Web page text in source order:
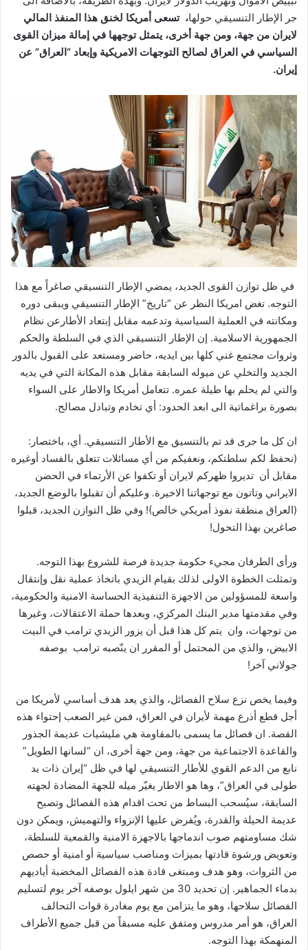
جر الإطار التنسيقي حولها، تسعى أمريكا لخنق هذا المنفذ المالي
لايران من جهة، ومن جهة أخرى، يتمثل توجهها في إمالة ميزان القوى
السياسي في العراق لصالح التوجهات الامريكية وإبعاد “العراق” عن
إيران.
في ظل توازن القوى الجديد، يمضي الإطار التنسيقي صاغراً مع هذا
التوجه. تغض امريكا النظر عن “تاريخ” الإطار التنسيقي ويبقى دوره
ومكانته في العملية السياسية وتدعمه مقابل إبتعاد الأطارعن نظام
الجمهورية الاسلامية. إن الإطار التنسيقي الذي في السلطة والحكم
وثروات مجتمع غني كلها بين ايديه، حاضر ومستعد على القبول بالدور
الجديد والتخلي عن ميوله السابقة مقابل هذه المكانة التي في يديه
والتي لم يحلم بها طيلة عمره. تتعامل أمريكا والاطار على السواء
بصورة براغماتية الى ابعد الحدود: أي تخادم وتبادل مصالح.
ان كل ما جرى قد تم بالتنسيق مع الأطار التنسيقي. أي، باختصار:
(نحفظ لكم سلطتكم، ونعفيكم من أي مسائلات تتعلق بالفساد أوغيره
مقابل أن تديروا ظهركم لايران أو تكفوا عن الأرتماء في الحضن
الايراني وتاتون مع توجهاتنا الاخيرة. وعليكم أن تقبلوا بالوضع الجديد،
(العراق منطقة نفوذ أمريكي خالص)! وفي ظل التوازن الجديد، قبلوا
صاغرين بهذا التحول!
ورأى الطرفان مجيء حكومة جديدة فرصة للشروع بهذا التوجه.
وتمثلت الخطوة الاولى لذلك بقيام الزيدي باتخاذ عملية نقل وإنتقال
واسعة للمسؤولين من الاجهزة التنفيذية الحساسة الامنية والحكومية،
وفي مقدمتها مدير البنك المركزي، وبعدها حملة الاعتقالات، وغيرها
من توجهات، وان يتم كل هذا قبل أن يزور الزيدي ترامب في البيت
الابيض، والذي من المحتمل أو المقرر ان ينّصبه ترامب بوصفه
جولاني آخر!
وفيما يخص نزع سلاح الفصائل، والذي يعد هدف أساسي لأمريكا من
أجل قطع أذرع مهمة لأيران في العراق، فمن غير الصعب إحتواء هذه
القصة. ان فصائل ما يسمى بالمقاومة هي مليشيات عديمة الجذور
والقاعدة الاجتماعية من جهة، ومن جهة أخرى، ان “لسانها الطويل”
نابع من الدعم القوي للأطار التنسيقي لها في ظل “إيران ذات يد
طولى في العراق”، وها هو الاطار يغيّر ميله للجهة المضادة لجهته
السابقة، سيُسحب البساط من تحت اقدام هذه الفصائل وتصبح
عديمة الحيلة والقدرة، ويُفرض عليها الإنزواء والتهميش، ويمكن دون
شك مساومتهم صوب اندماجها بالاجهزة الامنية والقمعية للسلطة،
وتعويض ورشوة قادتها بميزات ومناصب سياسية أو امنية أو حصص
من الثروات، وهو هدف ومبتغى قادة هذه الفصائل المخضبة أياديهم
بدماء الجماهير. إن تحديد 30 من شهر ايلول بوصفه آخر يوم لتسليم
الفصائل سلاحها، وهو ما يتزامن مع يوم مغادرة قوات التحالف
العراق، هو أمر مدروس ومتفق عليه مسبقاً من قبل جميع الأطراف
المنهمكة بهذا التوجه.